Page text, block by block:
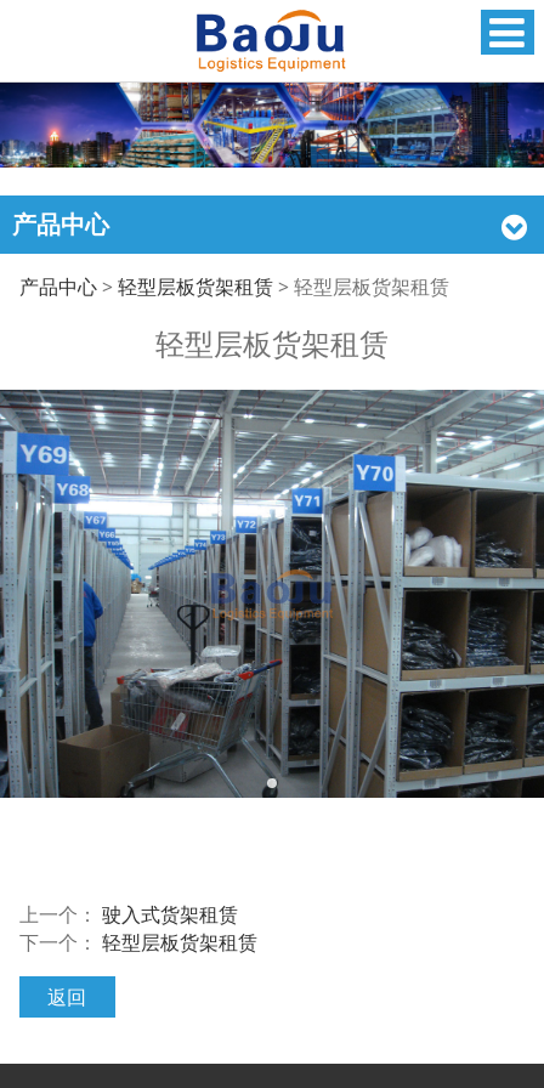
产品中心
轻型层板货架租赁
产品中心> 轻型层板货架租赁> 轻型层板货架租赁
轻型层板货架租赁
上一个： 驶入式货架租赁
下一个： 轻型层板货架租赁
返回